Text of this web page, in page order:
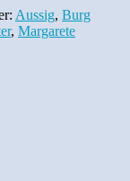
Aussig, Burg
, Margarete